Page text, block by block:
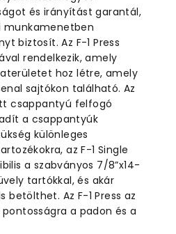
és irányítást garantál,
munkamenetben
biztosít. Az F-1 Press
rendelkezik, amely
hoz létre, amely
sajtókon található. Az
csappantyú felfogó
a csappantyúk
különleges
az F-1 Single
a szabványos 7/8”x14-
tartókkal, és akár
betölthet. Az F-1 Press az
a padon és a